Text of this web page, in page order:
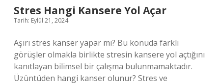
Stres Hangi Kansere Yol Açar
Tarih: Eylül 21, 2024
Aşırı stres kanser yapar mı? Bu konuda farklı
görüşler olmakla birlikte stresin kansere yol açtığını
kanıtlayan bilimsel bir çalışma bulunmamaktadır.
Üzüntüden hangi kanser olunur? Stres ve